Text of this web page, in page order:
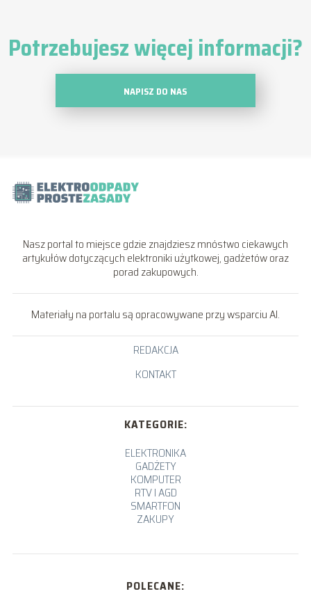
Potrzebujesz więcej informacji?
NAPISZ DO NAS
Nasz portal to miejsce gdzie znajdziesz mnóstwo ciekawych
artykułów dotyczących elektroniki użytkowej, gadżetów oraz
porad zakupowych.
Materiały na portalu są opracowywane przy wsparciu AI.
REDAKCJA
KONTAKT
KATEGORIE:
ELEKTRONIKA
GADŻETY
KOMPUTER
RTV I AGD
SMARTFON
ZAKUPY
POLECANE: